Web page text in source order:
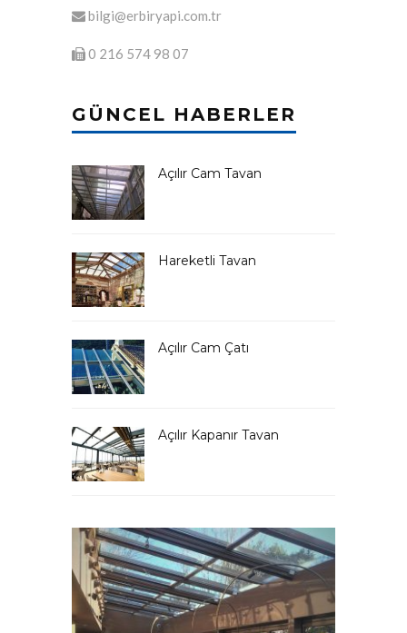
bilgi@erbiryapi.com.tr
0 216 574 98 07
GÜNCEL HABERLER
Açılır Cam Tavan
Hareketli Tavan
Açılır Cam Çatı
Açılır Kapanır Tavan